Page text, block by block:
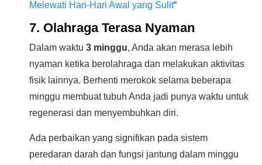
Melewati Hari-Hari Awal yang Sulit“
7. Olahraga Terasa Nyaman
Dalam waktu 3 minggu, Anda akan merasa lebih
nyaman ketika berolahraga dan melakukan aktivitas
fisik lainnya. Berhenti merokok selama beberapa
minggu membuat tubuh Anda jadi punya waktu untuk
regenerasi dan menyembuhkan diri.
Ada perbaikan yang signifikan pada sistem
peredaran darah dan fungsi jantung dalam minggu